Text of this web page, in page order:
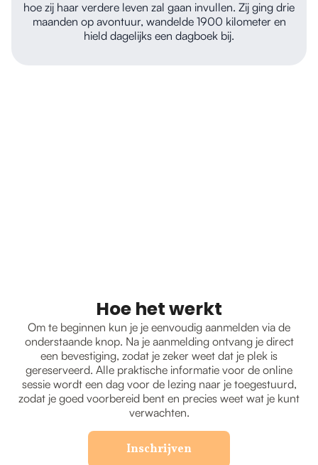
hoe zij haar verdere leven zal gaan invullen. Zij ging drie
maanden op avontuur, wandelde 1900 kilometer en
hield dagelijks een dagboek bij.
Hoe het werkt
Om te beginnen kun je je eenvoudig aanmelden via de
onderstaande knop. Na je aanmelding ontvang je direct
een bevestiging, zodat je zeker weet dat je plek is
gereserveerd. Alle praktische informatie voor de online
sessie wordt een dag voor de lezing naar je toegestuurd,
zodat je goed voorbereid bent en precies weet wat je kunt
verwachten.
Inschrijven